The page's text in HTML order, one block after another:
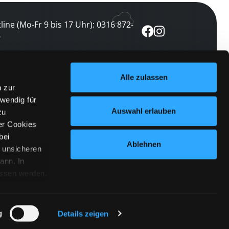
zur
für
Cookies
unsicheren
In
werden.
links
Details zeigen
Alle zulassen
Auswahl erlauben
Ablehnen
(Mo-Fr 9 bis 17 Uhr): 0316 872-
abonnieren
keine Veranstaltung verpassen
abonnieren